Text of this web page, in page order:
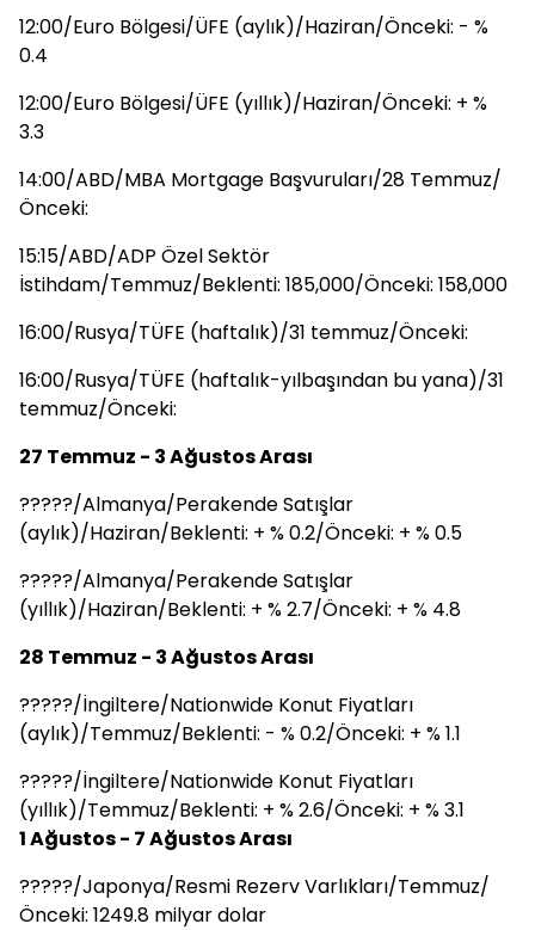
12:00/Euro Bölgesi/ÜFE (aylık)/Haziran/Önceki: - %
0.4
12:00/Euro Bölgesi/ÜFE (yıllık)/Haziran/Önceki: + %
3.3
14:00/ABD/MBA Mortgage Başvuruları/28 Temmuz/
Önceki:
15:15/ABD/ADP Özel Sektör
İstihdam/Temmuz/Beklenti: 185,000/Önceki: 158,000
16:00/Rusya/TÜFE (haftalık)/31 temmuz/Önceki:
16:00/Rusya/TÜFE (haftalık-yılbaşından bu yana)/31
temmuz/Önceki:
27 Temmuz - 3 Ağustos Arası
?????/Almanya/Perakende Satışlar
(aylık)/Haziran/Beklenti: + % 0.2/Önceki: + % 0.5
?????/Almanya/Perakende Satışlar
(yıllık)/Haziran/Beklenti: + % 2.7/Önceki: + % 4.8
28 Temmuz - 3 Ağustos Arası
?????/İngiltere/Nationwide Konut Fiyatları
(aylık)/Temmuz/Beklenti: - % 0.2/Önceki: + % 1.1
?????/İngiltere/Nationwide Konut Fiyatları
(yıllık)/Temmuz/Beklenti: + % 2.6/Önceki: + % 3.1
1 Ağustos - 7 Ağustos Arası
?????/Japonya/Resmi Rezerv Varlıkları/Temmuz/
Önceki: 1249.8 milyar dolar